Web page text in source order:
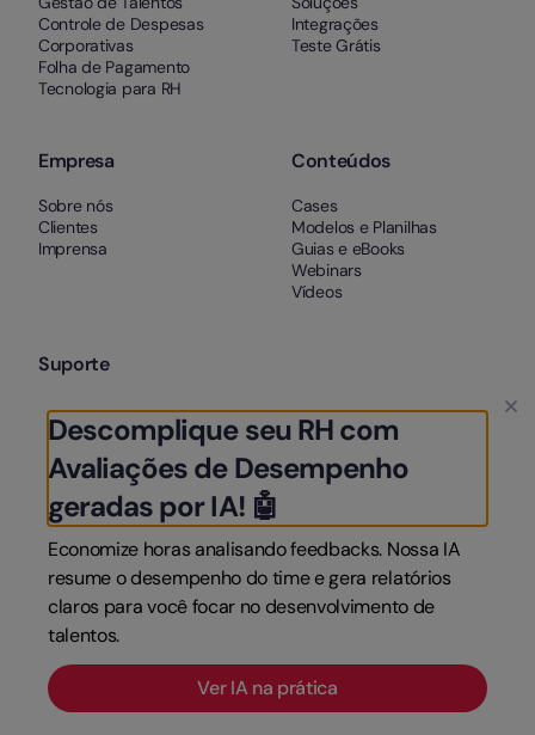
Descomplique seu RH com
Avaliações de Desempenho
geradas por IA! 🤖
Economize horas analisando feedbacks. Nossa IA
resume o desempenho do time e gera relatórios
claros para você focar no desenvolvimento de
talentos.
Ver IA na prática
Controle de Despesas
Corporativas
Folha de Pagamento
Tecnologia para RH
Integrações
Teste Grátis
Empresa
Sobre nós
Clientes
Imprensa
Conteúdos
Cases
Modelos e Planilhas
Guias e eBooks
Webinars
Vídeos
Suporte
Contato
Termos e Condições
Aviso Legal
Cookies